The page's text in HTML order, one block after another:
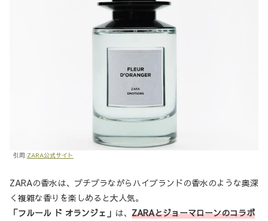
引用:ZARA公式サイト
ZARAの香水は、プチプラながらハイブランドの香水のような奥深
く複雑な香りを楽しめると大人気。
「フルール ド オランジェ」 は、 ZARAとジョーマローンのコラボ